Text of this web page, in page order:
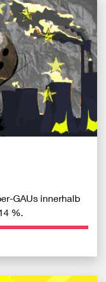
Bei
GAUs innerhalb
%.